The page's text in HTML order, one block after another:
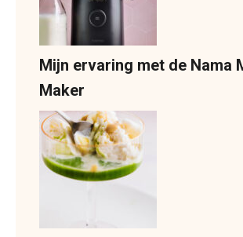
Mijn ervaring met de Nama
Maker